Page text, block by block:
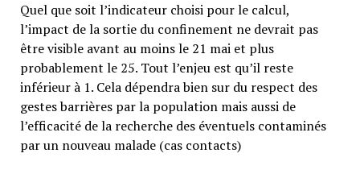
Quel que soit l’indicateur choisi pour le calcul,
l’impact de la sortie du confinement ne devrait pas
être visible avant au moins le 21 mai et plus
probablement le 25. Tout l’enjeu est qu’il reste
inférieur à 1. Cela dépendra bien sur du respect des
gestes barrières par la population mais aussi de
l’efficacité de la recherche des éventuels contaminés
par un nouveau malade (cas contacts)